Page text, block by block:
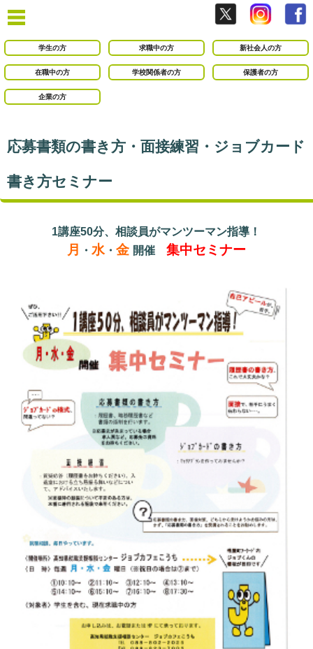
学生の方 求職中の方 新社会人の方
在職中の方 学校関係者の方 保護者の方
企業の方
応募書類の書き方・面接練習・ジョブカード
書き方セミナー
1講座50分、相談員がマンツーマン指導！
月 ・ 水・ 金 開催 集中セミナー